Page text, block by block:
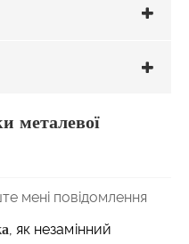
металевої
мені повідомлення
, як незамінний